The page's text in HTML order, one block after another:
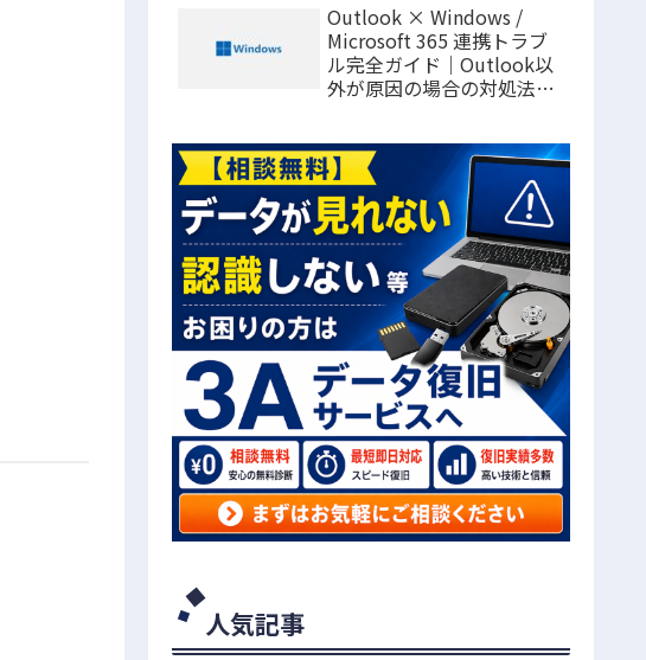
Outlook × Windows /
Microsoft 365 連携トラブ
ル完全ガイド｜Outlook以
外が原因の場合の対処法ま
人気記事